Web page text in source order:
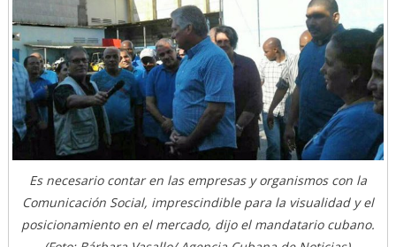
Es necesario contar en las empresas y organismos con la
Comunicación Social, imprescindible para la visualidad y el
posicionamiento en el mercado, dijo el mandatario cubano.